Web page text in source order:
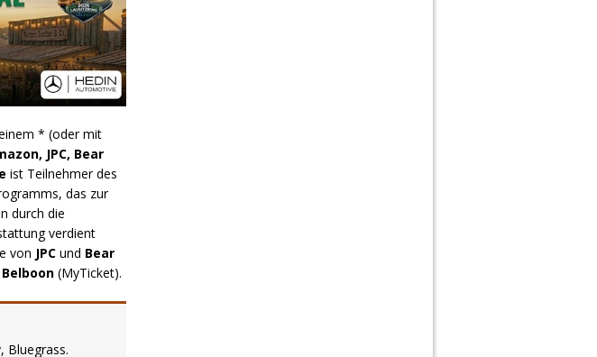
* (oder mit
JPC, Bear
ist Teilnehmer des
das zur
durch die
verdient
von JPC und Bear
Belboon (MyTicket).
Bluegrass.